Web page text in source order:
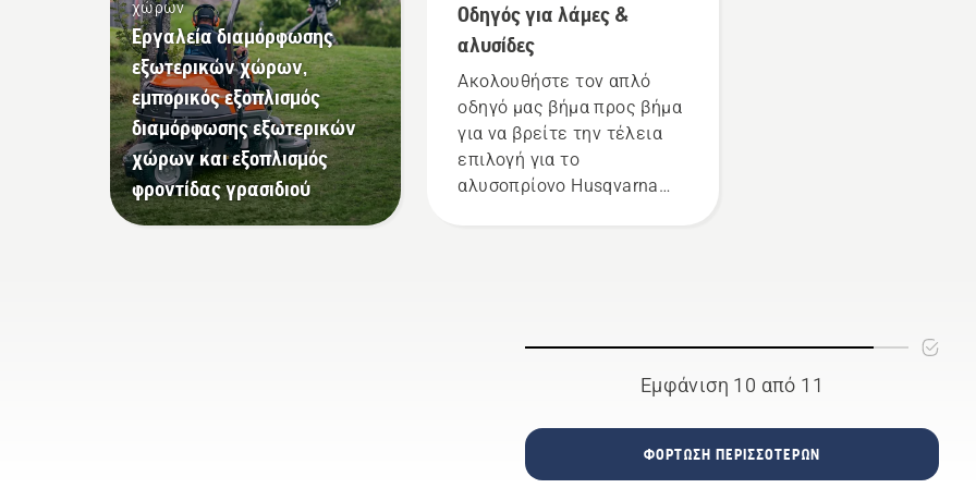
χώρων
Εργαλεία διαμόρφωσης
εξωτερικών χώρων,
εμπορικός εξοπλισμός
διαμόρφωσης εξωτερικών
χώρων και εξοπλισμός
φροντίδας γρασιδιού
Οδηγός για λάμες &
αλυσίδες
Ακολουθήστε τον απλό
οδηγό μας βήμα προς βήμα
για να βρείτε την τέλεια
επιλογή για το
αλυσοπρίονο Husqvarna
κορμό υποδεικνύει ότι
σύστημα λίπανσης
Εμφάνιση 10 από 11
ΦΌΡΤΩΣΗ ΠΕΡΙΣΣΌΤΕΡΩΝ